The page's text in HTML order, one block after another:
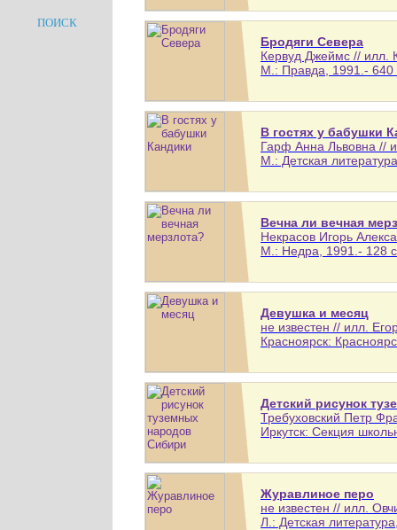
ПОИСК
Бродяги Севера
Кервуд Джеймс // илл.
М.: Правда, 1991.- 640
В гостях у бабушки
Гарф Анна Львовна //
М.: Детская
Вечна ли вечная
Некрасов Игорь
М.: Недра, 1991.- 128
Девушка и месяц
не известен // илл.
Красноярск:
Детский рисунок
Требуховский Петр
Иркутск: Секция
Журавлиное перо
не известен // илл.
Л.: Детская